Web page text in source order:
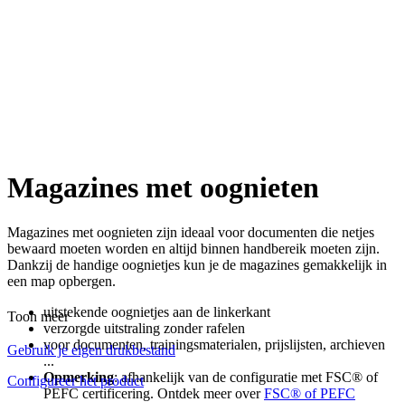
Magazines met oognieten
Magazines met oognieten zijn ideaal voor documenten die netjes
bewaard moeten worden en altijd binnen handbereik moeten zijn.
Dankzij de handige oognietjes kun je de magazines gemakkelijk in
een map opbergen.
uitstekende oognietjes aan de linkerkant
verzorgde uitstraling zonder rafelen
voor documenten, trainingsmaterialen, prijslijsten, archieven
...
Opmerking: afhankelijk van de configuratie met FSC® of
PEFC certificering. Ontdek meer overFSC® of PEFC
Toon meer
Gebruik je eigen drukbestand
Configureer het product